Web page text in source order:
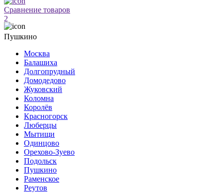
Сравнение товаров
2
Пушкино
Москва
Балашиха
Долгопрудный
Домодедово
Жуковский
Коломна
Королёв
Красногорск
Люберцы
Мытищи
Одинцово
Орехово-Зуево
Подольск
Пушкино
Раменское
Реутов